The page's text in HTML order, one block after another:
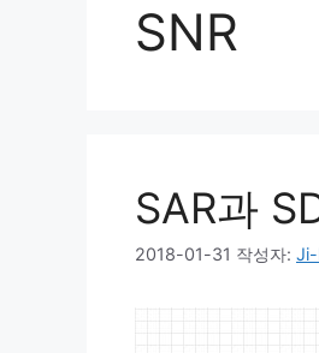
SNR
SAR과
2018-01-31 작성자: